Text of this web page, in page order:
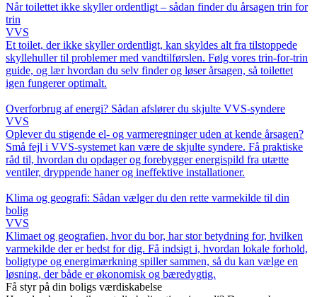
Når toilettet ikke skyller ordentligt – sådan finder du årsagen trin for
trin
VVS
Et toilet, der ikke skyller ordentligt, kan skyldes alt fra tilstoppede
skyllehuller til problemer med vandtilførslen. Følg vores trin-for-trin
guide, og lær hvordan du selv finder og løser årsagen, så toilettet
igen fungerer optimalt.
Overforbrug af energi? Sådan afslører du skjulte VVS-syndere
VVS
Oplever du stigende el- og varmeregninger uden at kende årsagen?
Små fejl i VVS-systemet kan være de skjulte syndere. Få praktiske
råd til, hvordan du opdager og forebygger energispild fra utætte
ventiler, dryppende haner og ineffektive installationer.
Klima og geografi: Sådan vælger du den rette varmekilde til din
bolig
VVS
Klimaet og geografien, hvor du bor, har stor betydning for, hvilken
varmekilde der er bedst for dig. Få indsigt i, hvordan lokale forhold,
boligtype og energimærkning spiller sammen, så du kan vælge en
løsning, der både er økonomisk og bæredygtig.
Få styr på din boligs værdiskabelse